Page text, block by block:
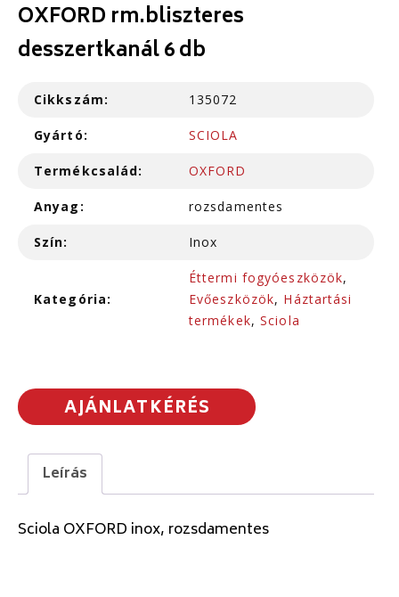
OXFORD rm.bliszteres
desszertkanál 6 db
Cikkszám: 135072
Gyártó: SCIOLA
Termékcsalád: OXFORD
Anyag: rozsdamentes
Szín: Inox
Kategória:
Éttermi fogyóeszközök,
Evőeszközök, Háztartási
termékek,Sciola
AJÁNLATKÉRÉS
Leírás
Sciola OXFORD inox, rozsdamentes